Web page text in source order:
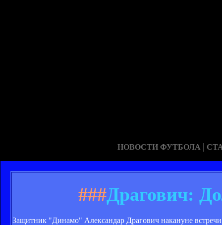
НОВОСТИ ФУТБОЛА |
###Драгович:
Защитник "Динамо" Александар Драгович накануне